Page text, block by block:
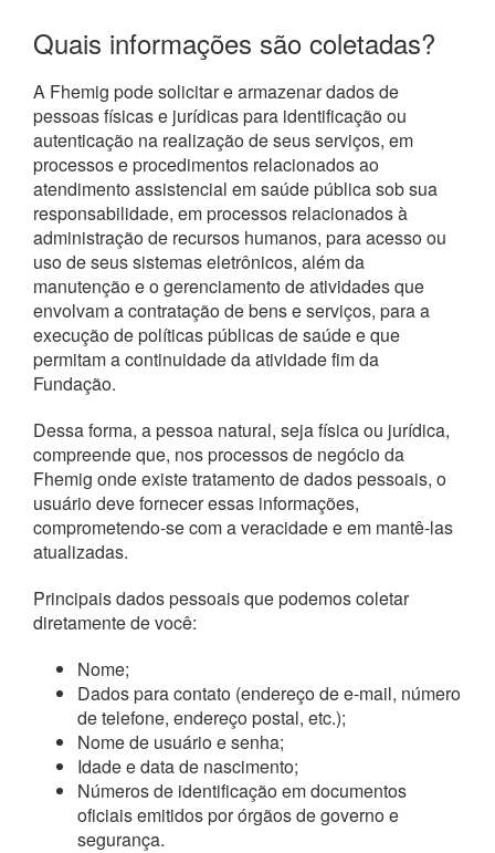
Quais informações são coletadas?
A Fhemig pode solicitar e armazenar dados de
pessoas físicas e jurídicas para identificação ou
autenticação na realização de seus serviços, em
processos e procedimentos relacionados ao
atendimento assistencial em saúde pública sob sua
responsabilidade, em processos relacionados à
administração de recursos humanos, para acesso ou
uso de seus sistemas eletrônicos, além da
manutenção e o gerenciamento de atividades que
envolvam a contratação de bens e serviços, para a
execução de políticas públicas de saúde e que
permitam a continuidade da atividade fim da
Fundação.
Dessa forma, a pessoa natural, seja física ou jurídica,
compreende que, nos processos de negócio da
Fhemig onde existe tratamento de dados pessoais, o
usuário deve fornecer essas informações,
comprometendo-se com a veracidade e em mantê-las
atualizadas.
Principais dados pessoais que podemos coletar
diretamente de você:
Nome;
Dados para contato (endereço de e-mail, número
de telefone, endereço postal, etc.);
Nome de usuário e senha;
Idade e data de nascimento;
Números de identificação em documentos
oficiais emitidos por órgãos de governo e
segurança.